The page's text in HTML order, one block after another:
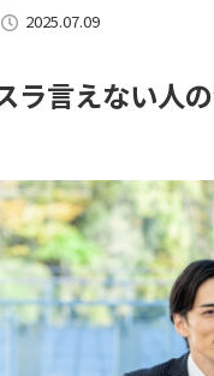
2025.07.09
ラ言えない人